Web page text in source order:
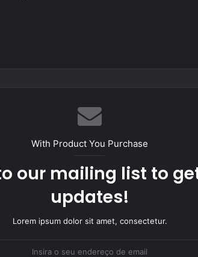
With Product You Purchase
our mailing list to
updates!
Lorem ipsum dolor sit amet, consectetur.